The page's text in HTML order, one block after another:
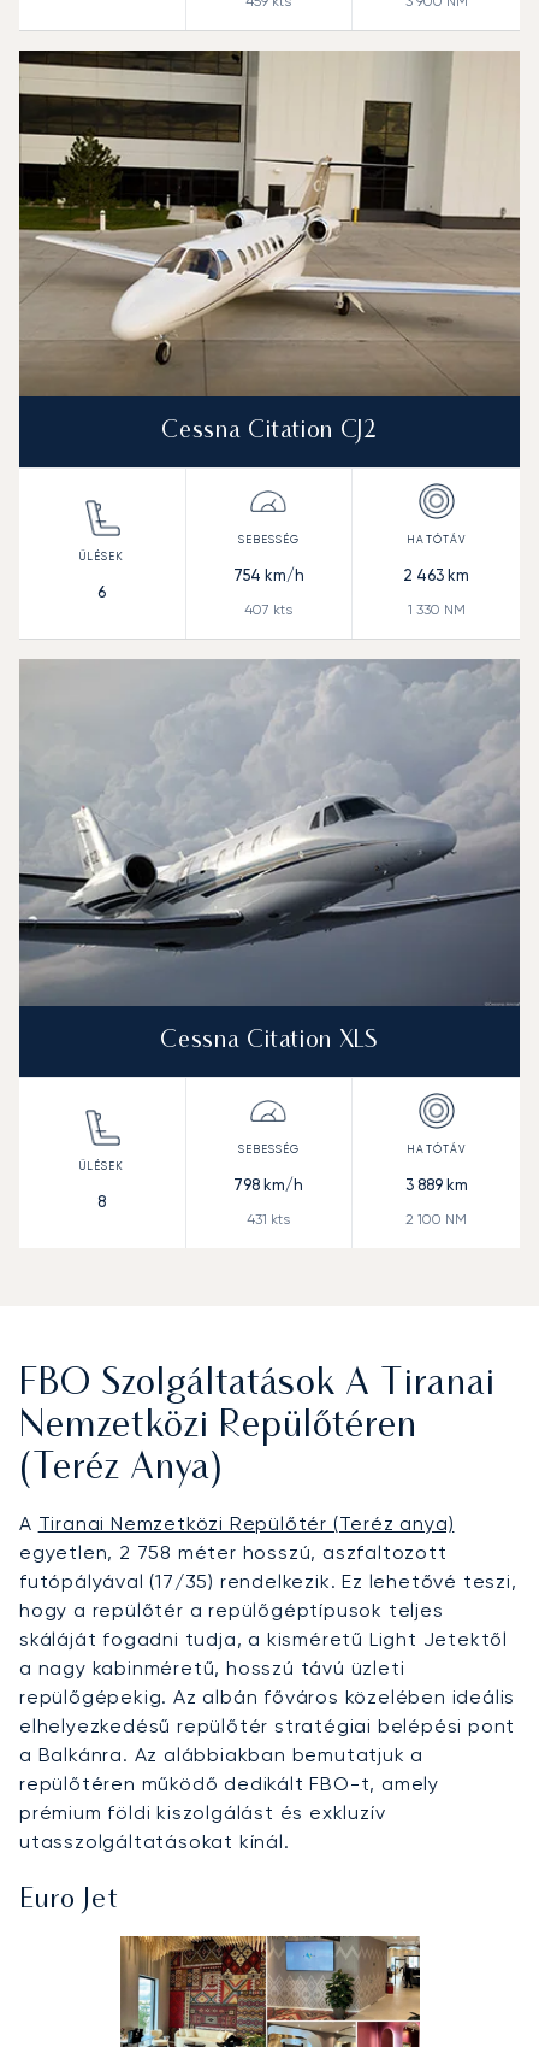
Cessna Citation CJ2
6
754 km/h
407 kts
2 463 km
1 330 NM
Cessna Citation XLS
8
798 km/h
431 kts
3 889km
2 100 NM
FBO Szolgáltatások A Tiranai
Nemzetközi Repülőtéren
(Teréz Anya)
A Tiranai Nemzetközi Repülőtér (Teréz anya)
egyetlen, 2 758 méter hosszú, aszfaltozott
futópályával (17/35) rendelkezik. Ez lehetővé teszi,
hogy a repülőtér a repülőgéptípusok teljes
skáláját fogadni tudja, a kisméretű Light Jetektől
a nagy kabinméretű, hosszú távú üzleti
repülőgépekig. Az albán főváros közelében ideális
elhelyezkedésű repülőtér stratégiai belépési pont
a Balkánra. Az alábbiakban bemutatjuk a
repülőtéren működő dedikált FBO-t, amely
prémium földi kiszolgálást és exkluzív
utasszolgáltatásokat kínál.
Euro Jet